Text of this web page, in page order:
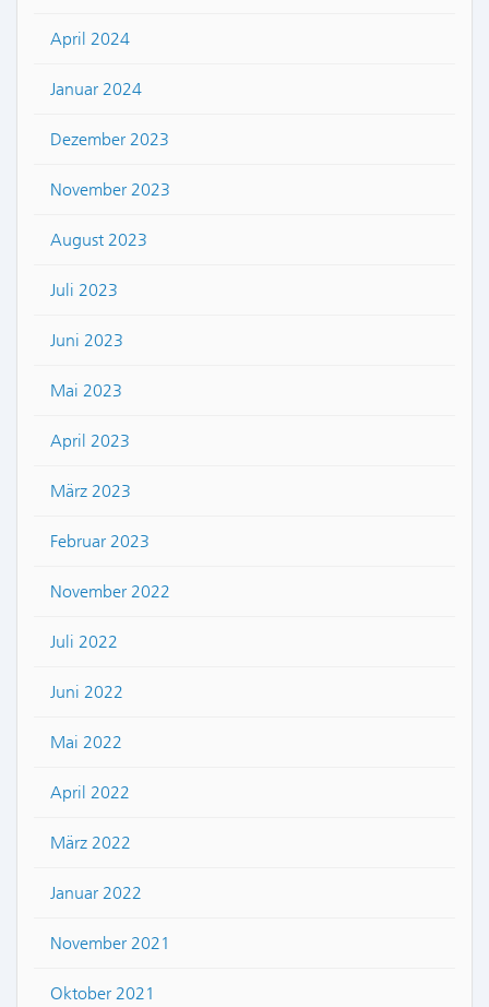
April 2024
Januar 2024
Dezember 2023
November 2023
August 2023
Juli 2023
Juni 2023
Mai 2023
April 2023
März 2023
Februar 2023
November 2022
Juli 2022
Juni 2022
Mai 2022
April 2022
März 2022
Januar 2022
November 2021
Oktober 2021